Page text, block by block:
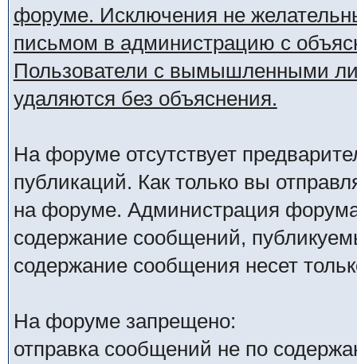
форуме. Исключения не
письмом в администрацию с
Пользователи с вымышленными
удаляются без объяснения.
На форуме отсутствует
публикаций. Как только вы
на форуме. Администрация форума
содержание сообщений,
содержание сообщения несет
На форуме запрещено:
отправка сообщений не по